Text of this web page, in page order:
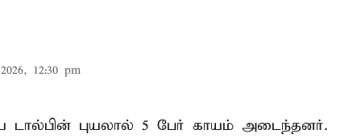
12:30 pm
டால்பின் புயலால் 5 பேர் காயம் அடைந்தனர்.